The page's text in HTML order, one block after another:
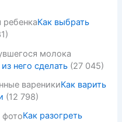
Как выбрать
него сделать (27 045)
Как варить
(12 798)
Как разогреть